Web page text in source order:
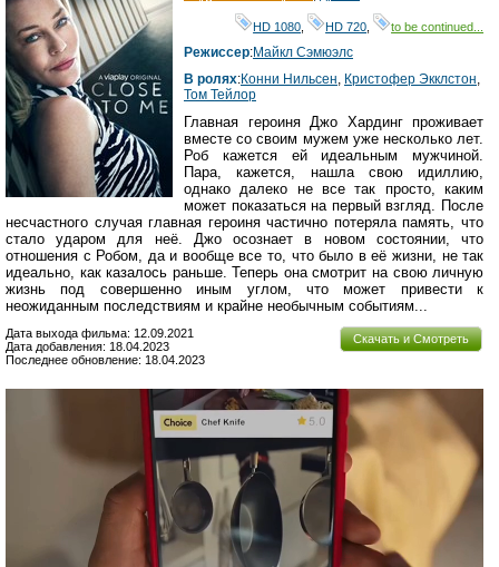
HD 1080 HD 720 to be continued...
Режиссер:Майкл Сэмюэлс
В ролях:Конни Нильсен, Кристофер Экклстон,
Том Тейлор
Главная героиня Джо Хардинг проживает
вместе со своим мужем уже несколько лет.
Роб кажется ей идеальным мужчиной.
Пара, кажется, нашла свою идиллию,
однако далеко не все так просто, каким
может показаться на первый взгляд. После
несчастного случая главная героиня частично потеряла память, что
стало ударом для неё. Джо осознает в новом состоянии, что
отношения с Робом, да и вообще все то, что было в её жизни, не так
идеально, как казалось раньше. Теперь она смотрит на свою личную
жизнь под совершенно иным углом, что может привести к
неожиданным последствиям и крайне необычным событиям...
Скачать и Смотреть
Дата выхода фильма: 12.09.2021
Дата добавления: 18.04.2023
Последнее обновление: 18.04.2023